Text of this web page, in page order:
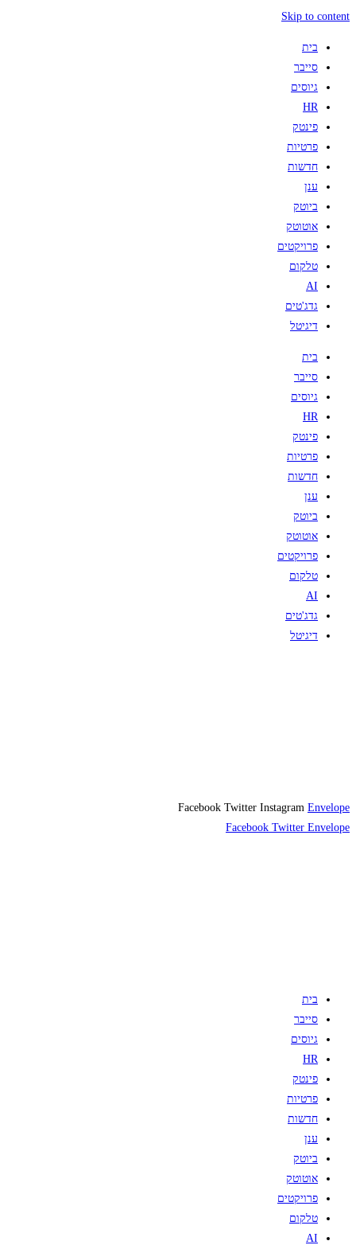
Skip to content
בית
סייבר
גיוסים
HR
פינטק
פרטיות
חדשות
ענן
ביוטק
אוטוטק
פרויקטים
טלקום
AI
גדג'טים
דיגיטל
בית
סייבר
גיוסים
HR
פינטק
פרטיות
חדשות
ענן
ביוטק
אוטוטק
פרויקטים
טלקום
AI
גדג'טים
דיגיטל
Facebook Twitter Instagram Envelope
Facebook Twitter Envelope
בית
סייבר
גיוסים
HR
פינטק
פרטיות
חדשות
ענן
ביוטק
אוטוטק
פרויקטים
טלקום
AI